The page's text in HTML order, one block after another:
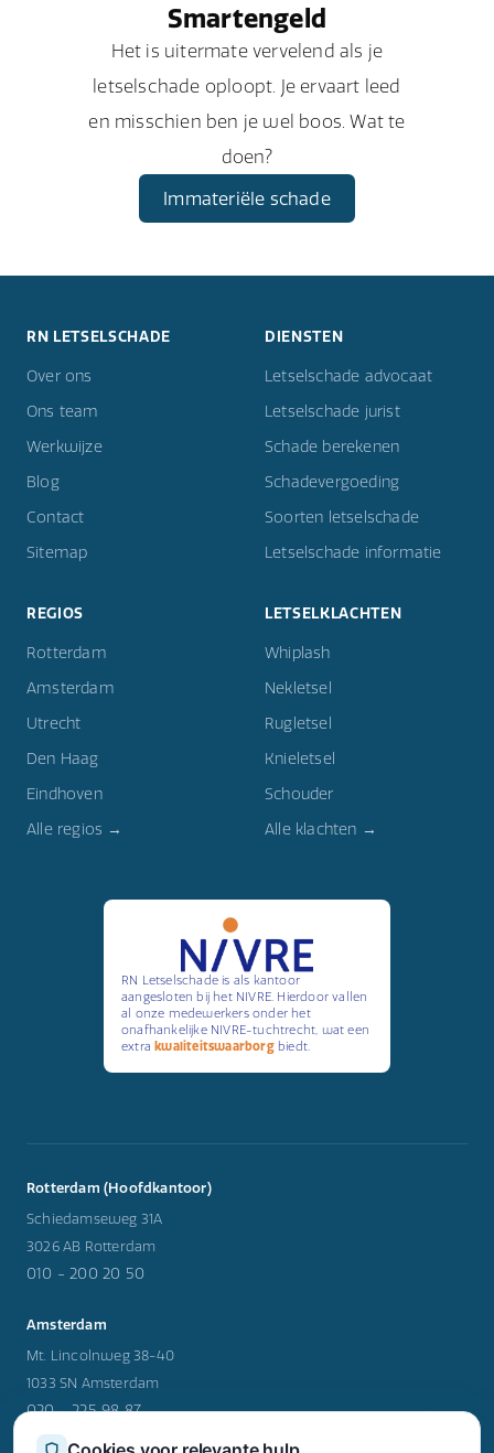
Smartengeld
Het is uitermate vervelend als je
letselschade oploopt. Je ervaart leed
en misschien ben je wel boos. Wat te
doen?
Immateriële schade
RN LETSELSCHADE
Over ons
Ons team
Werkwijze
Blog
Contact
Sitemap
DIENSTEN
Letselschade advocaat
Letselschade jurist
Schade berekenen
Schadevergoeding
Soorten letselschade
Letselschade informatie
REGIOS
Rotterdam
Amsterdam
Utrecht
Den Haag
Eindhoven
Alle regios →
LETSELKLACHTEN
Whiplash
Nekletsel
Rugletsel
Knieletsel
Schouder
Alle klachten →
RN Letselschade is als kantoor
aangesloten bij het NIVRE. Hierdoor vallen
al onze medewerkers onder het
onafhankelijke NIVRE-tuchtrecht, wat een
extrakwaliteitswaarborgbiedt.
Rotterdam (Hoofdkantoor)
Schiedamseweg 31A
3026 AB Rotterdam
010 - 200 20 50
Amsterdam
Mt. Lincolnweg 38-40
1033 SN Amsterdam
020 - 225 98 87